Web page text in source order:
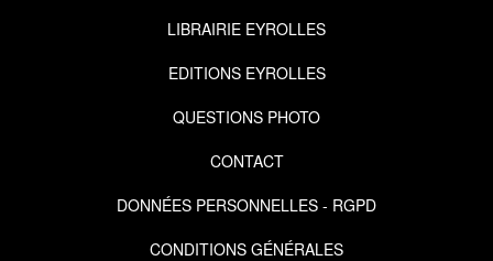
LIBRAIRIE EYROLLES
EDITIONS EYROLLES
QUESTIONS PHOTO
CONTACT
DONNÉES PERSONNELLES - RGPD
CONDITIONS GÉNÉRALES